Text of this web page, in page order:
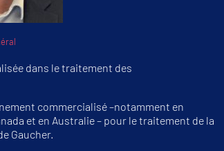
dans le traitement des
commercialisé –notamment en
et en Australie – pour le traitement de la
Gaucher.